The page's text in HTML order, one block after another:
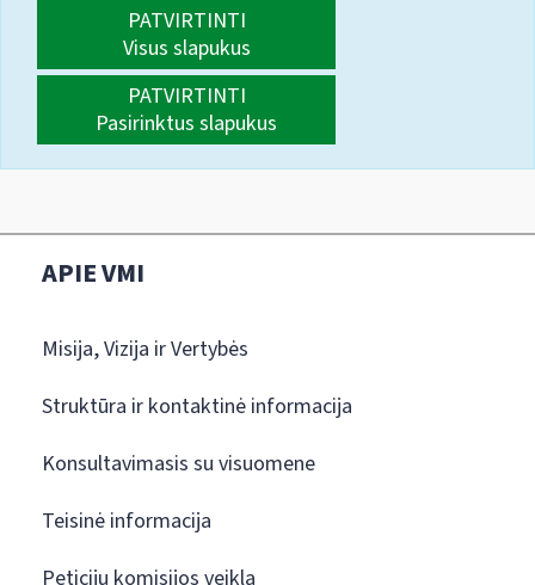
PATVIRTINTI
Visus slapukus
PATVIRTINTI
Pasirinktus slapukus
APIE VMI
Misija, Vizija ir Vertybės
Struktūra ir kontaktinė informacija
Konsultavimasis su visuomene
Teisinė informacija
Peticijų komisijos veikla